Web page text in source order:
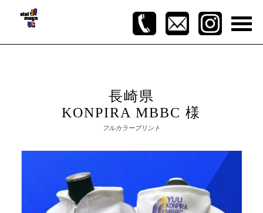
長崎県
KONPIRA MBBC 様
フルカラープリント